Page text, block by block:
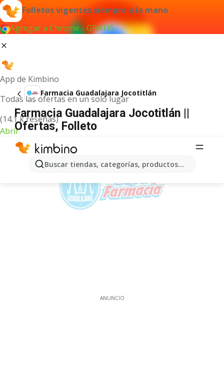
Folletos vigentes siempre a la mano
Agregar a Chrome - GRATIS
App de Kimbino
Todas las ofertas en un solo lugar
(14.1 k reseñas)
Abrir
Buscar tiendas, categorías, productos...
Farmacia Guadalajara Jocotitlán
Farmacia Guadalajara Jocotitlán ||
Ofertas, Folleto
ANUNCIO